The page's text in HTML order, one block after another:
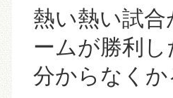
熱い熱い試
ームが勝利
分からなく